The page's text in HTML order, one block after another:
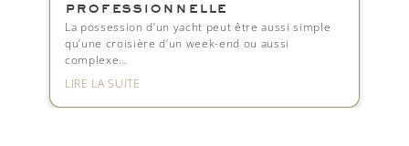
La location de votre yacht peut réduire
considérablement les coûts de propriété, mais
quel revenu…
LIRE LA SUITE